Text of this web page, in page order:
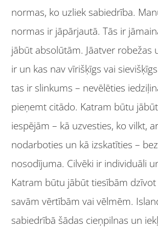
normas, ko uzliek sabiedrība.
normas ir jāpārjautā. Tās ir
jābūt absolūtām. Jāatver robežas
ir un kas nav vīrišķīgs vai
tas ir slinkums – nevēlēties
pieņemt citādo. Katram būtu
iespējām – kā uzvesties, ko vilkt,
nodarboties un kā izskatīties –
nosodījuma. Cilvēki ir individuāli
Katram būtu jābūt tiesībām
savām vērtībām vai vēlmēm.
sabiedrībā šādas cieņpilnas un